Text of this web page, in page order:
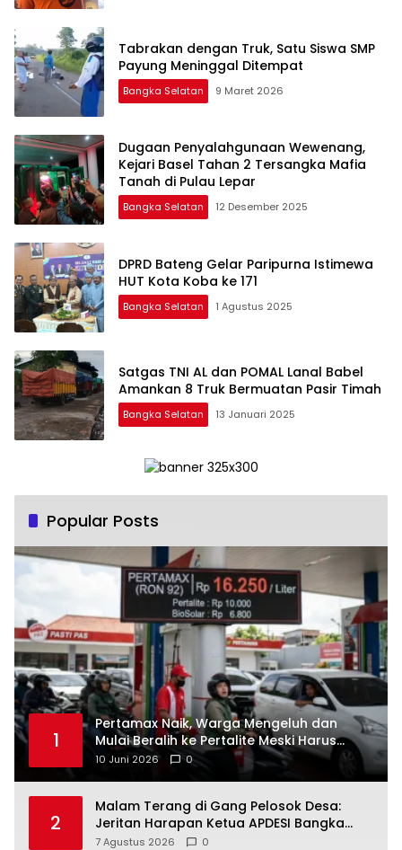
Tabrakan dengan Truk, Satu Siswa SMP
Payung Meninggal Ditempat
Bangka Selatan 9 Maret 2026
Dugaan Penyalahgunaan Wewenang,
Kejari Basel Tahan 2 Tersangka Mafia
Tanah di Pulau Lepar
Bangka Selatan 12 Desember 2025
DPRD Bateng Gelar Paripurna Istimewa
HUT Kota Koba ke 171
Bangka Selatan 1 Agustus 2025
Satgas TNI AL dan POMAL Lanal Babel
Amankan 8 Truk Bermuatan Pasir Timah
Bangka Selatan 13 Januari 2025
Popular Posts
1
‎Pertamax Naik, Warga Mengeluh dan
Mulai Beralih ke Pertalite Meski Harus
10 Juni 2026 0
2
Malam Terang di Gang Pelosok Desa:
Jeritan Harapan Ketua APDESI Bangka
Tengah untuk PLN Babel
7 Agustus 2026 0